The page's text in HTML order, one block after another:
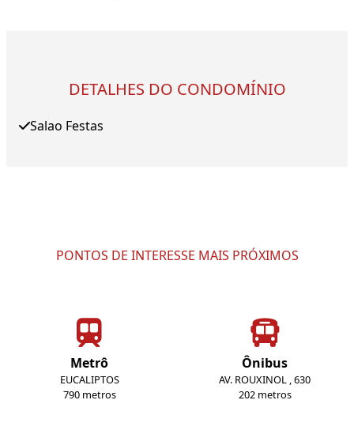
DETALHES DO CONDOMÍNIO
Salao Festas
PONTOS DE INTERESSE MAIS PRÓXIMOS
Metrô
EUCALIPTOS
790 metros
Ônibus
AV. ROUXINOL , 630
202 metros